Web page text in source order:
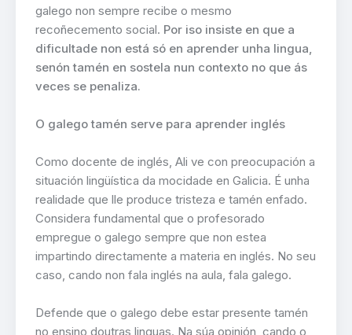
galego non sempre recibe o mesmo
recoñecemento social. Por iso insiste en que a
dificultade non está só en aprender unha lingua,
senón tamén en sostela nun contexto no que ás
veces se penaliza.
O galego tamén serve para aprender inglés
Como docente de inglés, Ali ve con preocupación a
situación lingüística da mocidade en Galicia. É unha
realidade que lle produce tristeza e tamén enfado.
Considera fundamental que o profesorado
empregue o galego sempre que non estea
impartindo directamente a materia en inglés. No seu
caso, cando non fala inglés na aula, fala galego.
Defende que o galego debe estar presente tamén
no ensino doutras linguas. Na súa opinión, cando o